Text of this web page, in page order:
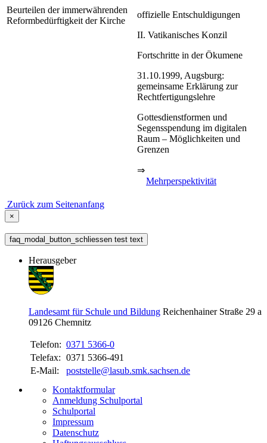
Beurteilen der immerwährenden
Reformbedürftigkeit der Kirche
offizielle Entschuldigungen
II. Vatikanisches Konzil
Fortschritte in der Ökumene
31.10.1999, Augsburg:
gemeinsame Erklärung zur
Rechtfertigungslehre
Gottesdienstformen und
Segensspendung im digitalen
Raum – Möglichkeiten und
Grenzen
⇒
Mehrperspektivität
Zurück zum Seitenanfang
×
faq_modal_button_schliessen test text
Herausgeber
Landesamt für Schule und Bildung Reichenhainer Straße 29 a
09126 Chemnitz
Telefon: 0371 5366-0
Telefax: 0371 5366-491
E-Mail:
poststelle@lasub.smk.sachsen.de
Kontaktformular
Anmeldung Schulportal
Schulportal
Impressum
Datenschutz